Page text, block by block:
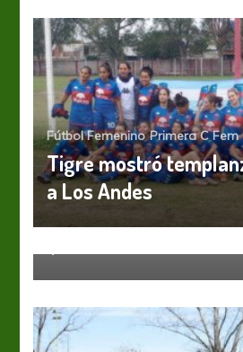
Fútbol Femenino Primera C Fem
Tigre mostró
a Los Andes